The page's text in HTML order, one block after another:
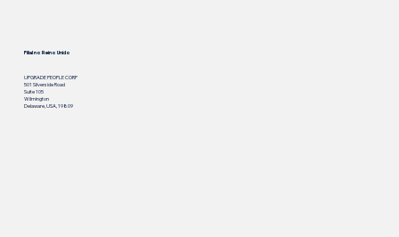
Filial no Reino Unido
UPGRADE PEOPLE CORP
501 Silverside Road
Suite 105
Wilmington
Delaware, USA, 19809